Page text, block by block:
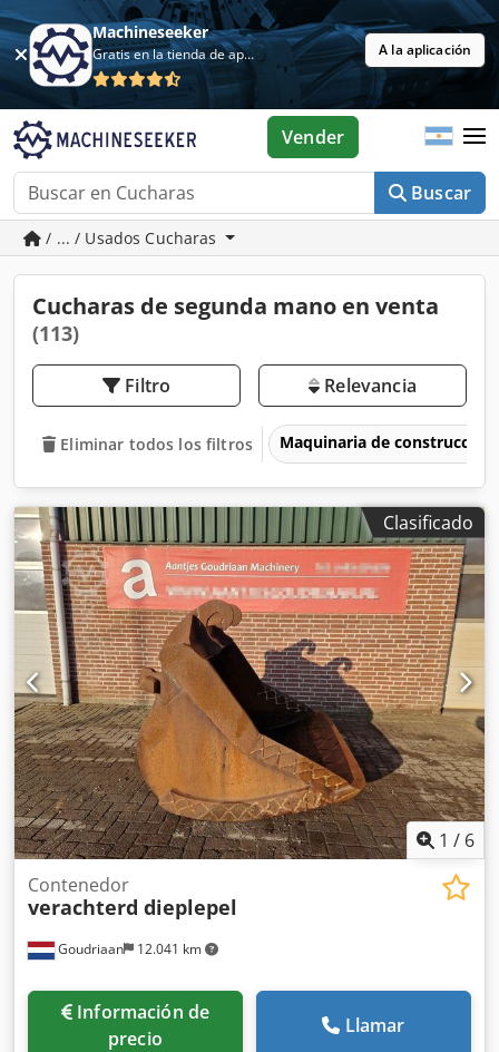
Machineseeker
Gratis en la tienda de aplicaciones A la aplicación
Buscar
Vender
/ ... / Usados Cucharas
Cucharas de segunda mano en venta
(113)
Filtro Relevancia
Eliminar todos los filtros Maquinaria de construcción
Clasificado
1 / 6
Goudriaan 12.041 km
Contenedor
verachterd dieplepel
Información de
precio
Llamar